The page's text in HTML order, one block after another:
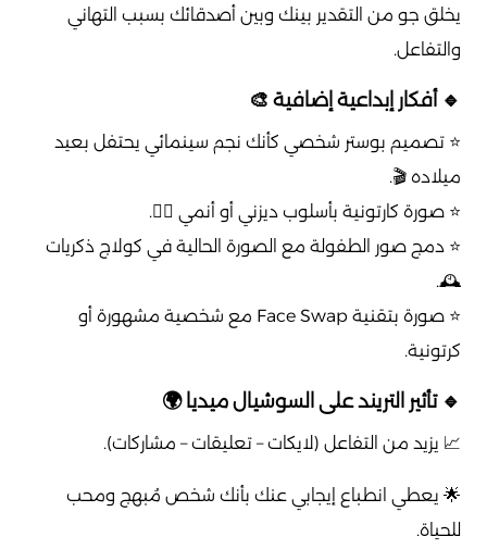
يخلق جو من التقدير بينك وبين أصدقائك بسبب التهاني
والتفاعل.
🔹 أفكار إبداعية إضافية 🎨
⭐ تصميم بوستر شخصي كأنك نجم سينمائي يحتفل بعيد
ميلاده 🎬.
⭐ صورة كارتونية بأسلوب ديزني أو أنمي 🧚‍♀️.
⭐ دمج صور الطفولة مع الصورة الحالية في كولاج ذكريات
🕰️.
⭐ صورة بتقنية Face Swap مع شخصية مشهورة أو
كرتونية.
🔹 تأثير التريند على السوشيال ميديا 🌍
📈 يزيد من التفاعل (لايكات – تعليقات – مشاركات).
🌟 يعطي انطباع إيجابي عنك بأنك شخص مُبهج ومحب
للحياة.